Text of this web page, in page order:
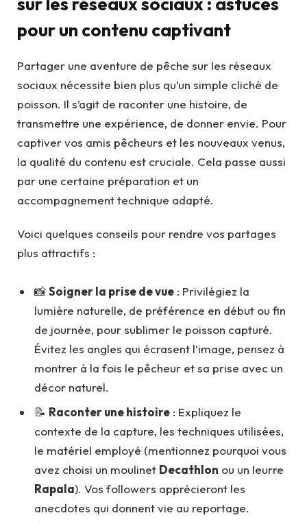
pour un contenu captivant
Partager une aventure de pêche sur les réseaux
sociaux nécessite bien plus qu’un simple cliché de
poisson. Il s’agit de raconter une histoire, de
transmettre une expérience, de donner envie. Pour
captiver vos amis pêcheurs et les nouveaux venus,
la qualité du contenu est cruciale. Cela passe aussi
par une certaine préparation et un
accompagnement technique adapté.
Voici quelques conseils pour rendre vos partages
plus attractifs :
📸Soigner la prise de vue : Privilégiez la
lumière naturelle, de préférence en début ou fin
de journée, pour sublimer le poisson capturé.
Évitez les angles qui écrasent l’image, pensez à
montrer à la fois le pêcheur et sa prise avec un
décor naturel.
📝 Raconter une histoire : Expliquez le
contexte de la capture, les techniques utilisées,
le matériel employé (mentionnez pourquoi vous
avez choisi un moulinet Decathlon ou un leurre
Rapala). Vos followers apprécieront les
anecdotes qui donnent vie au reportage.